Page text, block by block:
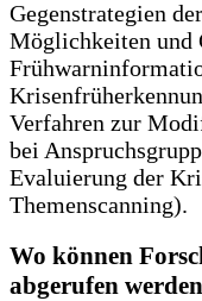
Gegenstrategien
Möglichkeiten und
Verfahren zur
bei
Evaluierung der
Themenscanning).
Wo können
abgerufen